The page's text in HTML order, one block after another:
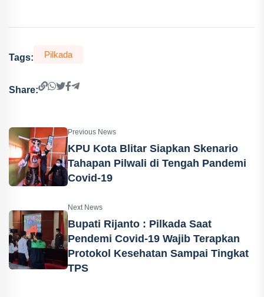
Tags: Pilkada
Share:
Previous News
KPU Kota Blitar Siapkan Skenario
Tahapan Pilwali di Tengah Pandemi
Covid-19
Next News
Bupati Rijanto : Pilkada Saat
Pendemi Covid-19 Wajib Terapkan
Protokol Kesehatan Sampai Tingkat
TPS